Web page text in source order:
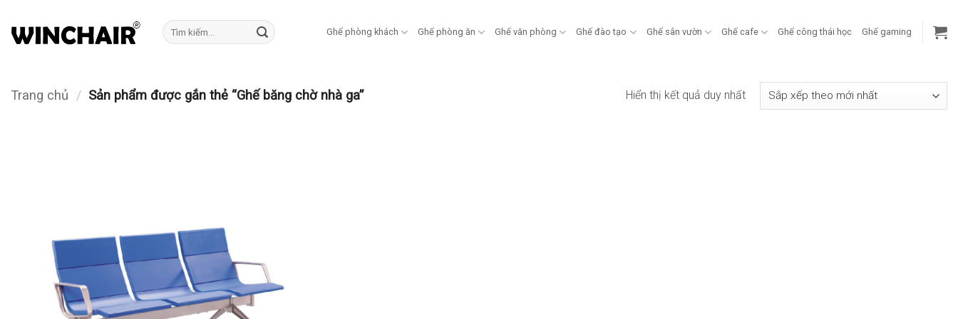
qua
Tìm
kiếm:
Ghế phòng khách Ghế phòng ăn Ghế văn phòng Ghế đào tạo Ghế sân vườn Ghế cafe Ghế công thái học Ghế gaming
Trang chủ / Sản phẩm được gắn thẻ “Ghế băng chờ nhà ga” Hiển thị kết quả duy nhất